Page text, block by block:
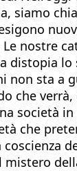
siamo
nostre
distopia lo
sta
che
società
che
mistero